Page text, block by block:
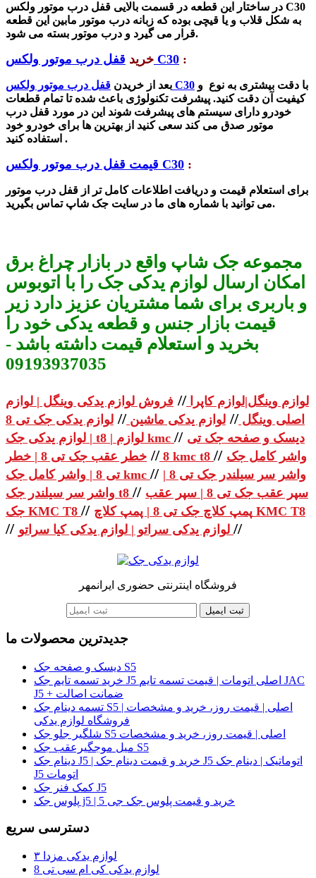
در ساختار این قطعه در قسمت بالایی قفل درب موتور ولکس C30
به شکل قلاب و یا قیچی بوده که زبانه درب موتور مابین این قطعه
قرار می گیرد و درب موتور بسته می شود.
خرید قفل درب موتور ولکس C30 :
بعد از خریدن قفل درب موتور ولکس C30
کیفیت آن دقت کنید. پیشرفت تکنولوژی باعث شده تا تمام قطعات
خودرو دارای سیستم های پیشرفت شوند این در مورد قفل درب
موتور صدق می کند سعی کنید از بهترین ها برای خودرو خود
استفاده کنید .
قیمت قفل درب موتور ولکس C30 :
برای استعلام قیمت و دریافت اطلاعات کامل تر از قفل درب موتور
می توانید با شماره های ما در سایت جک شاپ تماس بگیرید.
مجموعه جک شاپ واقع در بازار چراغ برق
امکان ارسال لوازم یدکی جک را با اتوبوس
و باربری برای شما مشتریان عزیز دارد زیر
قیمت بازار جنس و قطعه یدکی خود را
بخرید و استعلام قیمت داشته باشد -
09193937035
لوازم وینگل|لوازم کاپرا // فروش لوازم یدکی وینگل | لوازم
اصلی وینگل // لوازم یدکی ماشین //
لوازم یدکی جک تی 8
| لوازم یدکی جک t8 | لوازم kmc // دیسک و صفحه جک تی
8
// خطر عقب جک تی 8 | خطر kmc t8 // واشر کامل جک
تی 8 | واشر کامل جک kmc // واشر سر سیلندر جک تی 8 |
واشر سر سیلندر جک t8 // سپر عقب جک تی 8 | سپر عقب
جک KMC T8 // پمپ کلاچ جک تی 8 | پمپ کلاچ KMC T8
// //
فروشگاه اینترنتی حضوری ایرانمهر
ثبت ایمیل
جدیدترین محصولات ما
دیسک و صفحه جک S5
خرید تسمه تایم جک J5 اصلی اتومات | قیمت تسمه تایم JAC
J5 + ضمانت اصالت
تسمه دینام جک S5 اصلی | قیمت روز، خرید و مشخصات |
فروشگاه لوازم یدکی
شلگیر جلو جک S5 اصلی | قیمت روز، خرید و مشخصات
میل موجگیرعقب جک S5
دینام جک J5 | خرید و قیمت دینام جک J5 اتوماتیک | دینام جک
J5 اتومات
کمک فنر جک J5
پلوس جک j5 | خرید و قیمت پلوس جک جی 5
دسترسی سریع
لوازم یدکی مزدا ۳
لوازم یدکی کی ام سی تی 8